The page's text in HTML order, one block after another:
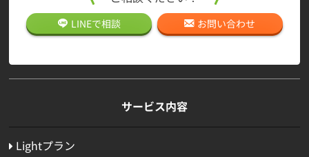
LINEで相談 お問い合わせ
サービス内容
Lightプラン